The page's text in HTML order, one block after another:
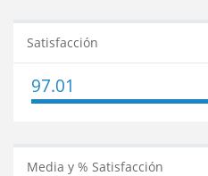
Satisfacción
97.01
Media y % Satisfacción